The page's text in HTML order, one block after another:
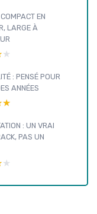
EN
LARGE À
: PENSÉ POUR
ANNÉES
: UN VRAI
PAS UN